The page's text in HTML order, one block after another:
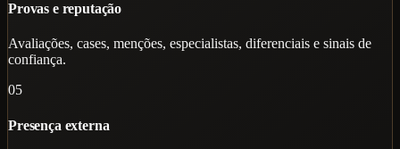
Provas e reputação
Avaliações, cases, menções, especialistas, diferenciais e sinais de
confiança.
05
Presença externa